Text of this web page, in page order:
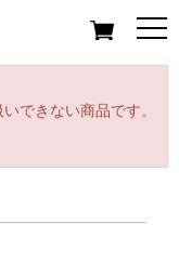
できない商品です。